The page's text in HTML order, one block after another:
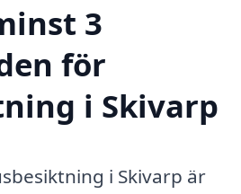
3
för
i Skivarp
i Skivarp är